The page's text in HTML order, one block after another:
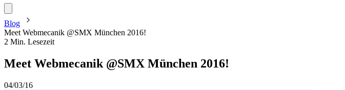
Blog
Meet Webmecanik @SMX München 2016!
2 Min. Lesezeit
Meet Webmecanik @SMX München 2016!
04/03/16